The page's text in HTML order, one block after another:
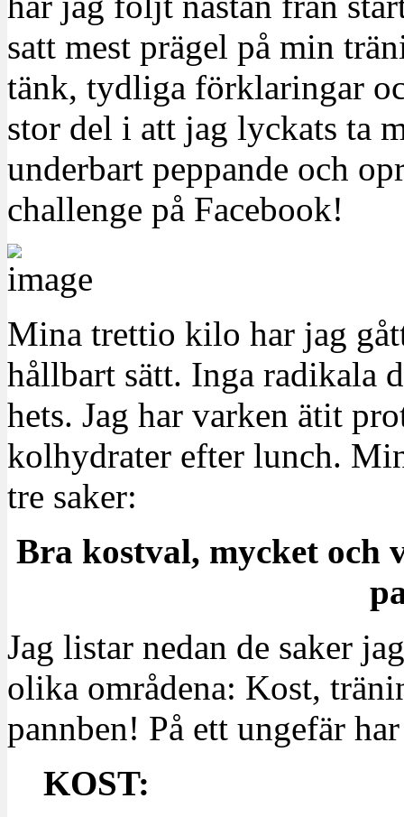
satt mest prägel på min
tänk, tydliga förklaringar
stor del i att jag lyckats ta
underbart peppande och
challenge på Facebook!
Mina trettio kilo har jag
hållbart sätt. Inga radikala
hets. Jag har varken ätit
kolhydrater efter lunch.
tre saker:
Bra kostval, mycket och
Jag listar nedan de saker
olika områdena: Kost,
pannben! På ett ungefär
KOST: